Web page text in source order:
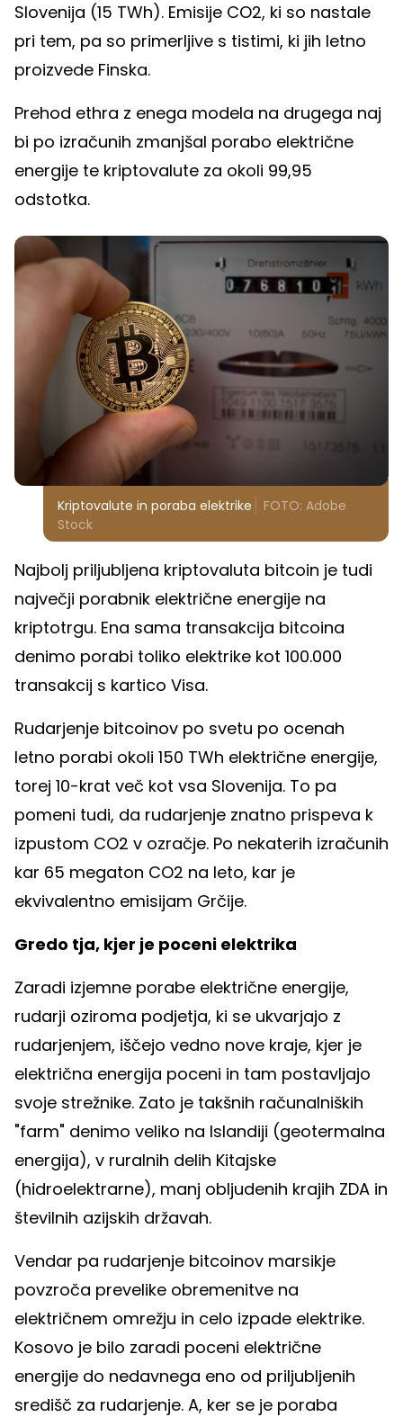
Slovenija (15 TWh). Emisije CO2, ki so nastale
pri tem, pa so primerljive s tistimi, ki jih letno
proizvede Finska.
Prehod ethra z enega modela na drugega naj
bi po izračunih zmanjšal porabo električne
energije te kriptovalute za okoli 99,95
odstotka.
Kriptovalute in poraba elektrike
FOTO: Adobe
Stock
Najbolj priljubljena kriptovaluta bitcoin je tudi
največji porabnik električne energije na
kriptotrgu. Ena sama transakcija bitcoina
denimo porabi toliko elektrike kot 100.000
transakcij s kartico Visa.
Rudarjenje bitcoinov po svetu po ocenah
letno porabi okoli 150 TWh električne energije,
torej 10-krat več kot vsa Slovenija. To pa
pomeni tudi, da rudarjenje znatno prispeva k
izpustom CO2 v ozračje. Po nekaterih izračunih
kar 65 megaton CO2 na leto, kar je
ekvivalentno emisijam Grčije.
Gredo tja, kjer je poceni elektrika
Zaradi izjemne porabe električne energije,
rudarji oziroma podjetja, ki se ukvarjajo z
rudarjenjem, iščejo vedno nove kraje, kjer je
električna energija poceni in tam postavljajo
svoje strežnike. Zato je takšnih računalniških
"farm" denimo veliko na Islandiji (geotermalna
energija), v ruralnih delih Kitajske
(hidroelektrarne), manj obljudenih krajih ZDA in
številnih azijskih državah.
Vendar pa rudarjenje bitcoinov marsikje
povzroča prevelike obremenitve na
električnem omrežju in celo izpade elektrike.
Kosovo je bilo zaradi poceni električne
energije do nedavnega eno od priljubljenih
središč za rudarjenje. A, ker se je poraba